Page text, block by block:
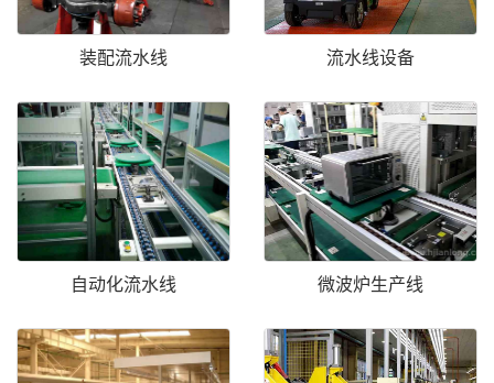
装配流水线 流水线设备
自动化流水线 微波炉生产线